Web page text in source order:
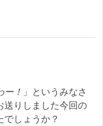
ー！ 」というみなさ
送りしました今回の
しょうか？